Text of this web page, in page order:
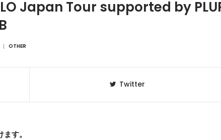
Japan Tour supported by
OTHER
Twitter
す。